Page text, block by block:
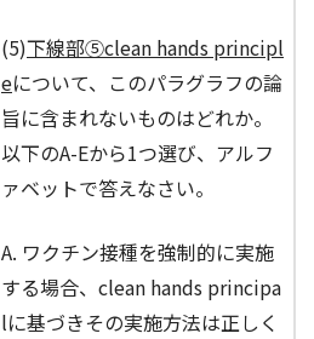
(5)下線部⑤clean hands principl
eについて、このパラグラフの論
旨に含まれないものはどれか。
以下のA-Eから1つ選び、アルフ
ァベットで答えなさい。
A. ワクチン接種を強制的に実施
する場合、clean hands principa
lに基づきその実施方法は正しく